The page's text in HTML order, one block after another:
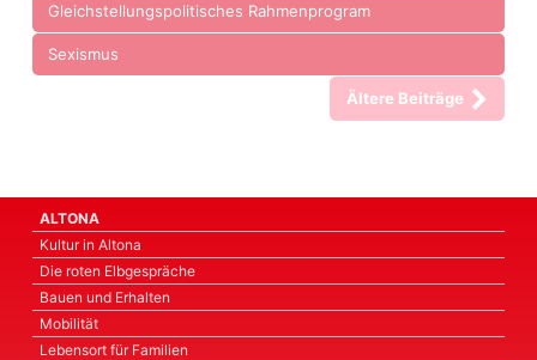
Gleichstellungspolitisches Rahmenprogram
Sexismus
Ältere Beiträge
ALTONA
Kultur in Altona
Die roten Elbgespräche
Bauen und Erhalten
Mobilität
Lebensort für Familien